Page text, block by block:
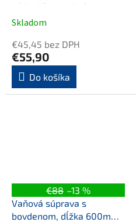
zátka 72mm, chróm
Skladom
€45,45 bez DPH
€55,90
Do košíka
€88 –13 %
Vaňová súprava s
bovdenom, dĺžka 600mm,